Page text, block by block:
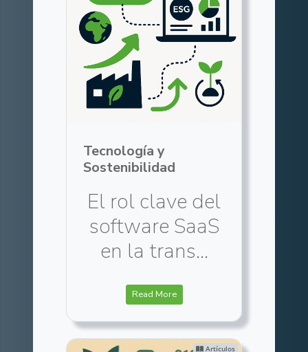
Tecnología y
Sostenibilidad
El rol clave del
software SaaS
en la trans...
Read More
Artículos